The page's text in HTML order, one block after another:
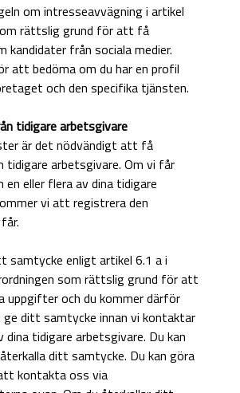
om intresseavvägning i artikel
rättslig grund för att få
kandidater från sociala medier.
att bedöma om du har en profil
och den specifika tjänsten.
tidigare arbetsgivare
är det nödvändigt att få
tidigare arbetsgivare. Om vi får
eller flera av dina tidigare
vi att registrera den
samtycke enligt artikel 6.1 a i
som rättslig grund för att
uppgifter och du kommer därför
ditt samtycke innan vi kontaktar
dina tidigare arbetsgivare. Du kan
ditt samtycke. Du kan göra
kontakta oss via